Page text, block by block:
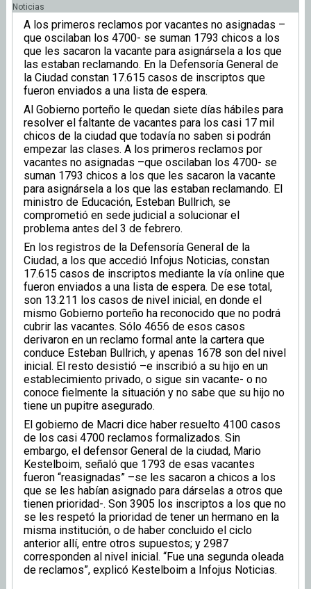
Noticias
A los primeros reclamos por vacantes no asignadas –
que oscilaban los 4700- se suman 1793 chicos a los
que les sacaron la vacante para asignársela a los que
las estaban reclamando. En la Defensoría General de
la Ciudad constan 17.615 casos de inscriptos que
fueron enviados a una lista de espera.
Al Gobierno porteño le quedan siete días hábiles para
resolver el faltante de vacantes para los casi 17 mil
chicos de la ciudad que todavía no saben si podrán
empezar las clases. A los primeros reclamos por
vacantes no asignadas –que oscilaban los 4700- se
suman 1793 chicos a los que les sacaron la vacante
para asignársela a los que las estaban reclamando. El
ministro de Educación, Esteban Bullrich, se
comprometió en sede judicial a solucionar el
problema antes del 3 de febrero.
En los registros de la Defensoría General de la
Ciudad, a los que accedió Infojus Noticias, constan
17.615 casos de inscriptos mediante la vía online que
fueron enviados a una lista de espera. De ese total,
son 13.211 los casos de nivel inicial, en donde el
mismo Gobierno porteño ha reconocido que no podrá
cubrir las vacantes. Sólo 4656 de esos casos
derivaron en un reclamo formal ante la cartera que
conduce Esteban Bullrich, y apenas 1678 son del nivel
inicial. El resto desistió –e inscribió a su hijo en un
establecimiento privado, o sigue sin vacante- o no
conoce fielmente la situación y no sabe que su hijo no
tiene un pupitre asegurado.
El gobierno de Macri dice haber resuelto 4100 casos
de los casi 4700 reclamos formalizados. Sin
embargo, el defensor General de la ciudad, Mario
Kestelboim, señaló que 1793 de esas vacantes
fueron “reasignadas” –se les sacaron a chicos a los
que se les habían asignado para dárselas a otros que
tienen prioridad-. Son 3905 los inscriptos a los que no
se les respetó la prioridad de tener un hermano en la
misma institución, o de haber concluido el ciclo
anterior allí, entre otros supuestos; y 2987
corresponden al nivel inicial. “Fue una segunda oleada
de reclamos”, explicó Kestelboim a Infojus Noticias.